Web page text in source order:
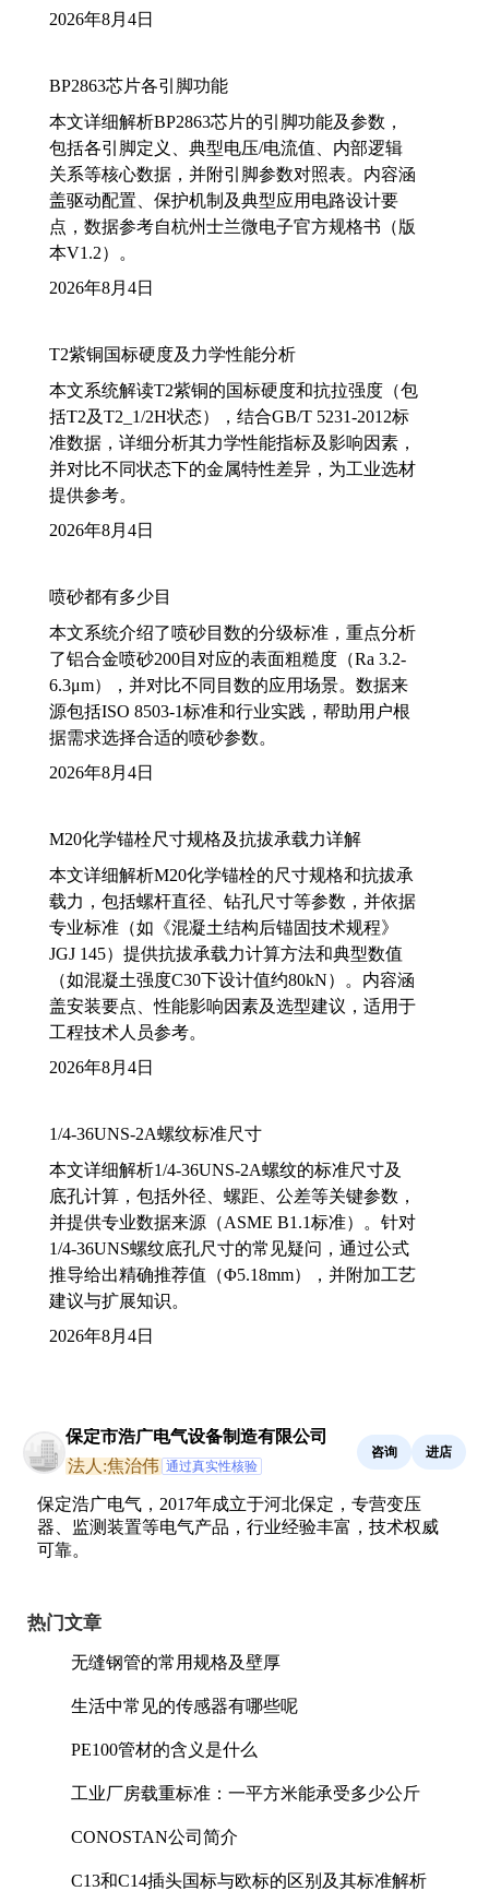
2026年8月4日
BP2863芯片各引脚功能
本文详细解析BP2863芯片的引脚功能及参数，
包括各引脚定义、典型电压/电流值、内部逻辑
关系等核心数据，并附引脚参数对照表。内容涵
盖驱动配置、保护机制及典型应用电路设计要
点，数据参考自杭州士兰微电子官方规格书（版
本V1.2）。
2026年8月4日
T2紫铜国标硬度及力学性能分析
本文系统解读T2紫铜的国标硬度和抗拉强度（包
括T2及T2_1/2H状态），结合GB/T 5231-2012标
准数据，详细分析其力学性能指标及影响因素，
并对比不同状态下的金属特性差异，为工业选材
提供参考。
2026年8月4日
喷砂都有多少目
本文系统介绍了喷砂目数的分级标准，重点分析
了铝合金喷砂200目对应的表面粗糙度（Ra 3.2-
6.3μm），并对比不同目数的应用场景。数据来
源包括ISO 8503-1标准和行业实践，帮助用户根
据需求选择合适的喷砂参数。
2026年8月4日
M20化学锚栓尺寸规格及抗拔承载力详解
本文详细解析M20化学锚栓的尺寸规格和抗拔承
载力，包括螺杆直径、钻孔尺寸等参数，并依据
专业标准（如《混凝土结构后锚固技术规程》
JGJ 145）提供抗拔承载力计算方法和典型数值
（如混凝土强度C30下设计值约80kN）。内容涵
盖安装要点、性能影响因素及选型建议，适用于
工程技术人员参考。
2026年8月4日
1/4-36UNS-2A螺纹标准尺寸
本文详细解析1/4-36UNS-2A螺纹的标准尺寸及
底孔计算，包括外径、螺距、公差等关键参数，
并提供专业数据来源（ASME B1.1标准）。针对
1/4-36UNS螺纹底孔尺寸的常见疑问，通过公式
推导给出精确推荐值（Φ5.18mm），并附加工艺
建议与扩展知识。
2026年8月4日
保定市浩广电气设备制造有限公司
法人:焦治伟 通过真实性核验
咨询 进店
保定浩广电气，2017年成立于河北保定，专营变压
器、监测装置等电气产品，行业经验丰富，技术权威
可靠。
热门文章
无缝钢管的常用规格及壁厚
生活中常见的传感器有哪些呢
PE100管材的含义是什么
工业厂房载重标准：一平方米能承受多少公斤
CONOSTAN公司简介
C13和C14插头国标与欧标的区别及其标准解析